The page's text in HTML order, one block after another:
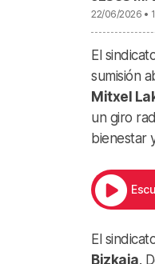
22/06/2026 •
El
sumisión
Mitxel
un giro
bienestar
El
Bizkaia.